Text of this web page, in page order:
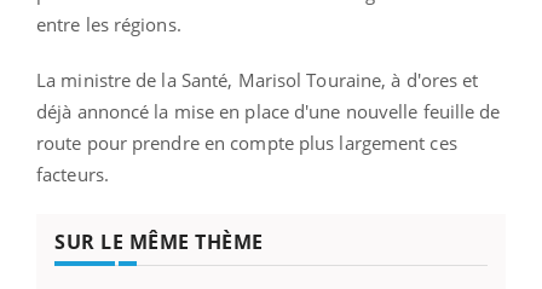
entre les régions.
La ministre de la Santé, Marisol Touraine, à d'ores et
déjà annoncé la mise en place d'une nouvelle feuille de
route pour prendre en compte plus largement ces
facteurs.
SUR LE MÊME THÈME